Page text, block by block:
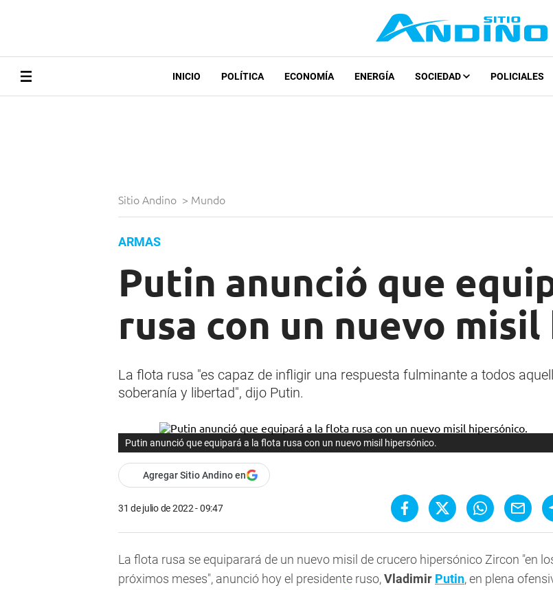
INICIO POLÍTICA ECONOMÍA ENERGÍA SOCIEDAD POLICIALES
Sitio Andino > Mundo
ARMAS
Putin anunció que
rusa con un nuevo
La flota rusa "es capaz de infligir una respuesta fulminante a todos
soberanía y libertad", dijo Putin.
Putin anunció que equipará a la flota rusa con un nuevo misil hipersónico.
Agregar Sitio Andino en
31 de julio de 2022 - 09:47
La flota rusa se equiparará de un nuevo misil de crucero hipersónico Zircon "en
próximos meses", anunció hoy el presidente ruso,Vladimir Putin, en plena